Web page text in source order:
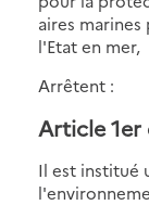
aires
l'Etat en mer,
Arrêtent :
Article 1er
Il est institué